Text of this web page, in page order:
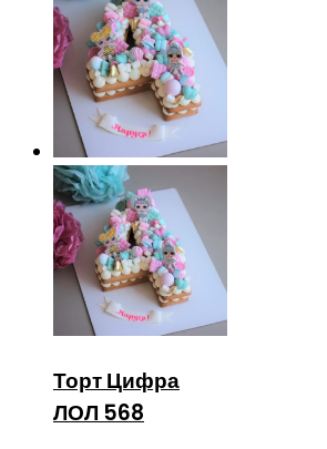
Торт Цифра
ЛОЛ 568